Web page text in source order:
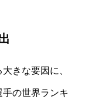
きな要因に、
の世界ランキ